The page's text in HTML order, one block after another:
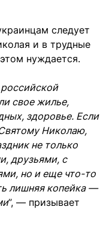
следует
и в трудные
нуждается.
свое жилье,
здоровье. Если
Николаю,
не только
друзьями, с
но и еще что-то
лишняя копейка —
”, — призывает